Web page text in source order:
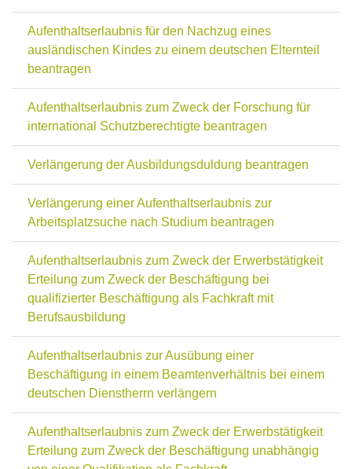
Aufenthaltserlaubnis für den Nachzug eines
ausländischen Kindes zu einem deutschen Elternteil
beantragen
Aufenthaltserlaubnis zum Zweck der Forschung für
international Schutzberechtigte beantragen
Verlängerung der Ausbildungsduldung beantragen
Verlängerung einer Aufenthaltserlaubnis zur
Arbeitsplatzsuche nach Studium beantragen
Aufenthaltserlaubnis zum Zweck der Erwerbstätigkeit
Erteilung zum Zweck der Beschäftigung bei
qualifizierter Beschäftigung als Fachkraft mit
Berufsausbildung
Aufenthaltserlaubnis zur Ausübung einer
Beschäftigung in einem Beamtenverhältnis bei einem
deutschen Dienstherrn verlängern
Aufenthaltserlaubnis zum Zweck der Erwerbstätigkeit
Erteilung zum Zweck der Beschäftigung unabhängig